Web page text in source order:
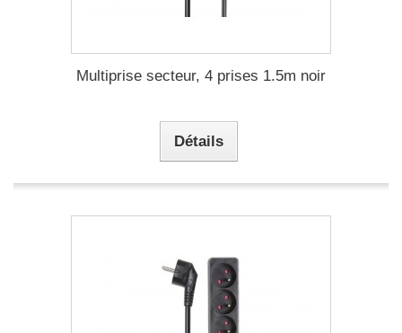
Multiprise secteur, 4 prises 1.5m noir
Détails